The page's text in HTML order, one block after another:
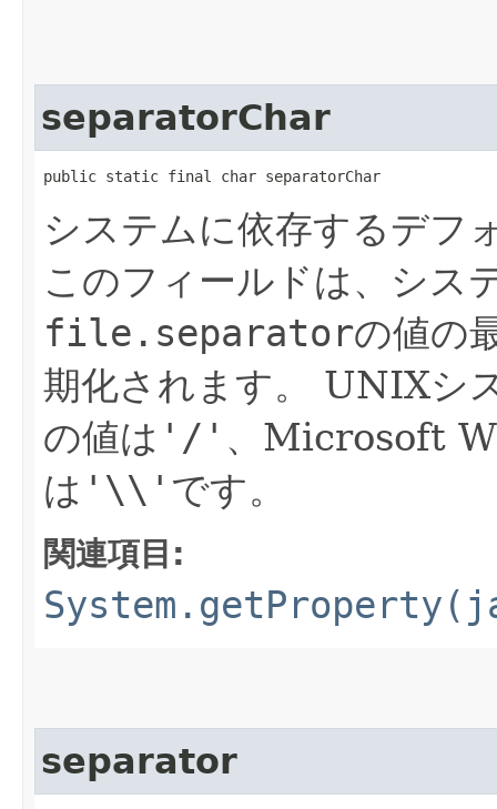
separatorChar
public static final char separatorChar
システムに依存するデフ
このフィールドは、シス
file.separatorの値の
期化されます。
UNIXシ
の値は '/' 、Microsoft
は '\\' です。
関連項目:
separator